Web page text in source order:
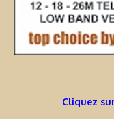
Cliquez